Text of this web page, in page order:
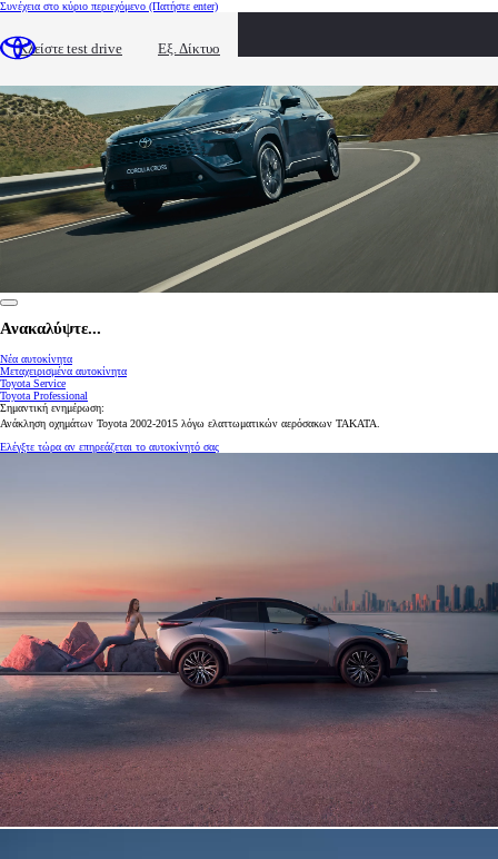
Συνέχεια στο κύριο περιεχόμενο (Πατήστε enter)
Κλείστε test drive Εξ. Δίκτυο
0:10 / 0:20
Ανακαλύψτε...
Νέα αυτοκίνητα
Μεταχειρισμένα αυτοκίνητα
Toyota Service
Toyota Professional
Σημαντική ενημέρωση:
Ανάκληση οχημάτων Toyota 2002-2015 λόγω ελαττωματικών αερόσακων TAKATA.
Ελέγξτε τώρα αν επηρεάζεται το αυτοκίνητό σας